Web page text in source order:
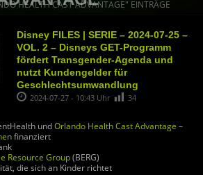
HEALTH CAST ADVANTAGE" EINTRÄGE
Disney FILES | SERIE – 2024-07-25 –
VOL. 2 – Disneys GET-Programm
fördert Transgender-Agenda und
nutzt Kundengelder für
Geschlechtsumwandlung
2024-07-27 - 10:43 Uhr 34
undOrlando Health Cast Advantage –
finanziert
Resource Group(BERG)
die sich an Kinder richtet